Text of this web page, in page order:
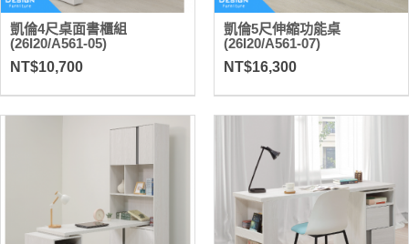
凱倫4尺桌面書櫃組
(26I20/A561-05)
NT$10,700
凱倫5尺伸縮功能桌
(26I20/A561-07)
NT$16,300